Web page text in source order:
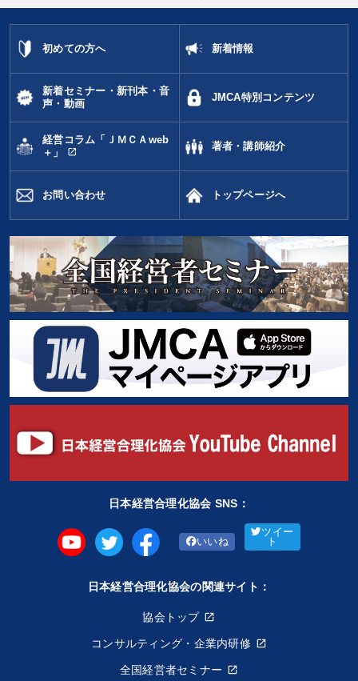
初めての方へ 新着情報
新着セミナー・新刊本・音
声・動画
JMCA特別コンテンツ
経営コラム「ＪＭＣＡweb
＋」
open_in_new
著者・講師紹介
お問い合わせ トップページへ
日本経営合理化協会 SNS：
いいね
ツイー
ト
日本経営合理化協会の関連サイト：
協会トップ
コンサルティング・企業内研修
全国経営者セミナー